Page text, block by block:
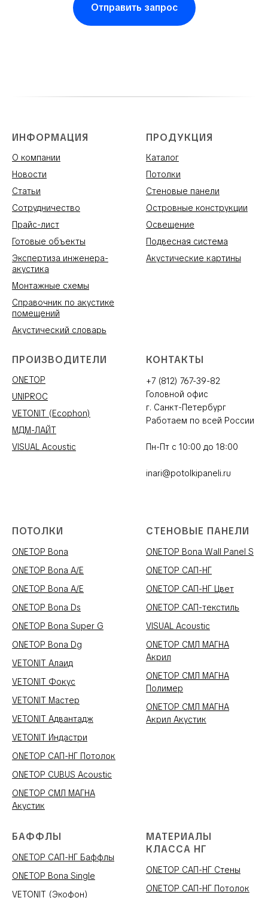
Отправить запрос
ИНФОРМАЦИЯ
О компании
Новости
Статьи
Сотрудничество
Прайс-лист
Готовые объекты
Экспертиза инженера-
акустика
Монтажные схемы
Справочник по акустике
помещений
Акустический словарь
ПРОДУКЦИЯ
Каталог
Потолки
Стеновые панели
Островные конструкции
Освещение
Подвесная система
Акустические картины
ПРОИЗВОДИТЕЛИ
ONETOP
UNIPROC
VETONIT (Ecophon)
МДМ-ЛАЙТ
VISUAL Acoustic
КОНТАКТЫ
+7 (812) 767-39-82
Головной офис
г. Санкт-Петербург
Работаем по всей России
Пн-Пт с 10:00 до 18:00
inari@potolkipaneli.ru
ПОТОЛКИ
ONETOP Bona
ONETOP Bona A/E
ONETOP Bona A/E
ONETOP Bona Ds
ONETOP Bona Super G
ONETOP Bona Dg
VETONIT Алаид
VETONIT Фокус
VETONIT Мастер
VETONIT Адвантадж
VETONIT Индастри
ONETOP САП-НГ Потолок
ONETOP CUBUS Acoustic
ONETOP СМЛ МАГНА
Акустик
СТЕНОВЫЕ ПАНЕЛИ
ONETOP Bona Wall Panel S
ONETOP САП-НГ
ONETOP САП-НГ Цвет
ONETOP САП-текстиль
VISUAL Acoustic
ONETOP СМЛ МАГНА
Акрил
ONETOP СМЛ МАГНА
Полимер
ONETOP СМЛ МАГНА
Акрил Акустик
БАФФЛЫ
ONETOP САП-НГ Баффлы
ONETOP Bona Single
VETONIT (Экофон)
МАТЕРИАЛЫ
КЛАССА НГ
ONETOP САП-НГ Стены
ONETOP САП-НГ Потолок